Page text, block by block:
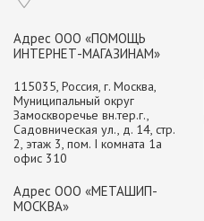
Адрес ООО «ПОМОЩЬ
ИНТЕРНЕТ-МАГАЗИНАМ»
115035, Россия, г. Москва,
Муниципальный округ
Замоскворечье вн.тер.г.,
Садовническая ул., д. 14, стр.
2, этаж 3, пом. I комната 1а
офис 310
Адрес ООО «МЕТАШИП-
МОСКВА»